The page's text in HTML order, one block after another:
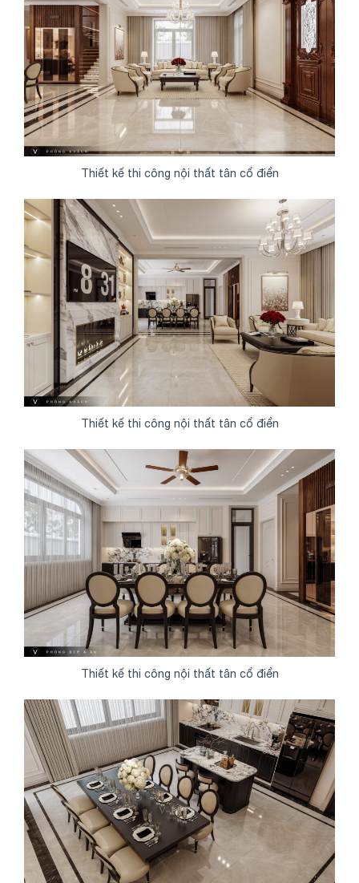
Thiết kế thi công nội thất tân cổ điển
Thiết kế thi công nội thất tân cổ điển
Thiết kế thi công nội thất tân cổ điển